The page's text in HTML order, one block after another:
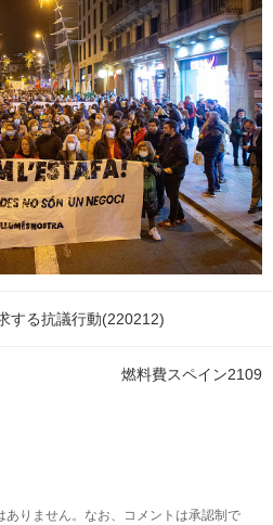
する抗議行動(220212)
燃料費スペイン2109
ありません。なお、コメントは承認制で